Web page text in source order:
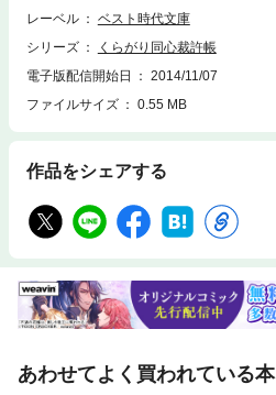
レーベル
ベスト時代文庫
シリーズ
くらがり同心裁許帳
電子版配信開始日
2014/11/07
ファイルサイズ
0.55 MB
作品をシェアする
あわせてよく買われている本